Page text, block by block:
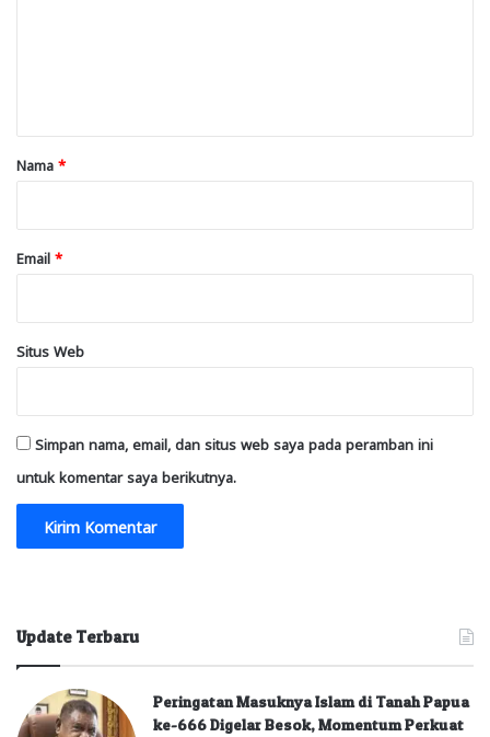
rNama *
Email *
Situs Web
Simpan nama, email, dan situs web saya pada peramban ini
untuk komentar saya berikutnya.
Update Terbaru
Peringatan Masuknya Islam di Tanah Papua
ke-666 Digelar Besok, Momentum Perkuat